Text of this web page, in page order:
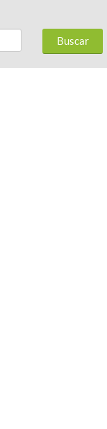
Buscar